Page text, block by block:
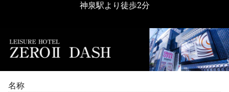
神泉駅より徒歩2分
名称